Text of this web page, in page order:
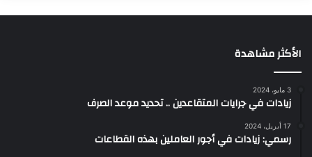
الأكثر مشاهدة
3 مايو، 2024
زيادات في جرايات المتقاعدين .. تحديد موعد الصرف
17 أبريل، 2024
رسمي: زيادات في أجور العاملين بهذه القطاعات